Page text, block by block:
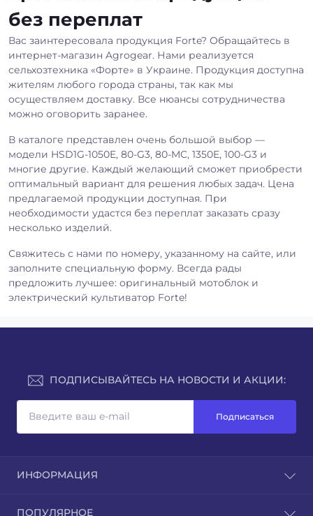
без переплат
Вас заинтересовала продукция Forte? Обращайтесь в
интернет-магазин Agrogear. Нами реализуется
сельхозтехника «Форте» в Украине. Продукция доступна
жителям любого города страны, так как мы
осуществляем доставку. Все нюансы сотрудничества
можно оговорить заранее.
В каталоге представлен очень большой выбор —
модели HSD1G-1050E, 80-G3, 80-MC, 1350E, 100-G3 и
многие другие. Каждый желающий сможет приобрести
оптимальный вариант для решения любых задач. Цена
предлагаемой продукции доступная. При
необходимости удастся без переплат заказать сразу
несколько изделий.
Свяжитесь с нами по номеру, указанному на сайте, или
заполните специальную форму. Всегда рады
предложить лучшее: оригинальный мотоблок и
электрический культиватор Forte!
ПОДПИСЫВАЙТЕСЬ НА НОВОСТИ И АКЦИИ:
Подписаться
ИНФОРМАЦИЯ
ПОПУЛЯРНОЕ